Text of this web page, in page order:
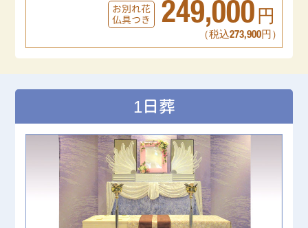
お別れ花
仏具つき
249,000 円
（税込273,900円）
1日葬